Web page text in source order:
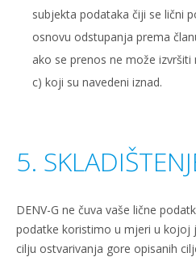
subjekta podataka čiji se lični
osnovu odstupanja prema
ako se prenos ne može
c) koji su navedeni iznad.
5.
DENV-G ne čuva vaše lične
podatke koristimo u mjeri u kojoj
cilju ostvarivanja gore opisanih